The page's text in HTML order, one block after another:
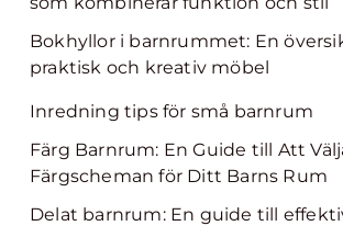
Bokhyllor i barnrummet: En
praktisk och kreativ möbel
Inredning tips för små barnrum
Färg Barnrum: En Guide till Att
Färgscheman för Ditt Barns Rum
Delat barnrum: En guide till